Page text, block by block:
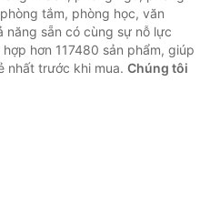
tắm, phòng học, văn
năng sẵn có cùng sự nỗ lực
hơn 117480 sản phẩm, giúp
nhất trước khi mua. Chúng tôi